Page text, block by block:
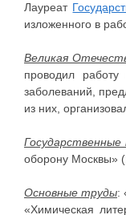
Лауреат
изложенного в
Великая
проводил
заболеваний,
из них,
Государственные
оборону Москвы»
Основные труды:
«Химическая